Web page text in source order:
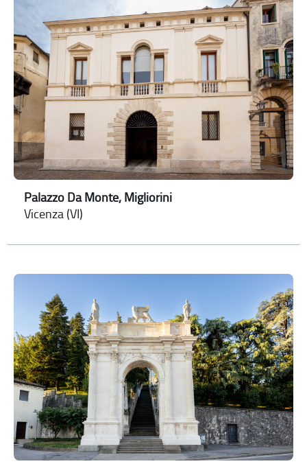
Palazzo Da Monte, Migliorini
Vicenza (VI)